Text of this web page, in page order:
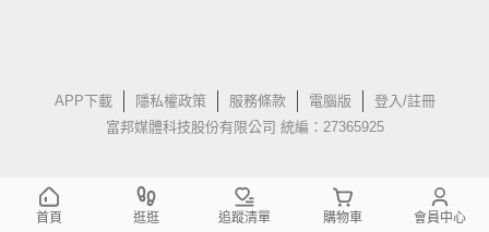
APP下載 隱私權政策 服務條款 電腦版
登入/註冊
富邦媒體科技股份有限公司 統編：27365925
首頁 逛逛 追蹤清單 購物車 會員中心